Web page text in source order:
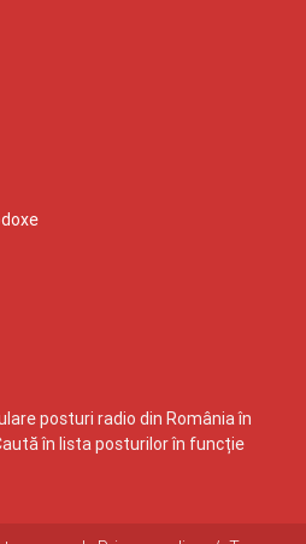
posturi radio din România în
în lista posturilor în funcție